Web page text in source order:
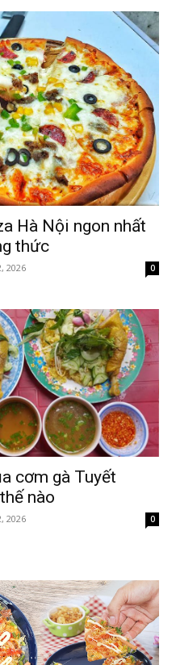
Hà Nội ngon nhất
thức
2026 0
cơm gà Tuyết
nào
2026 0